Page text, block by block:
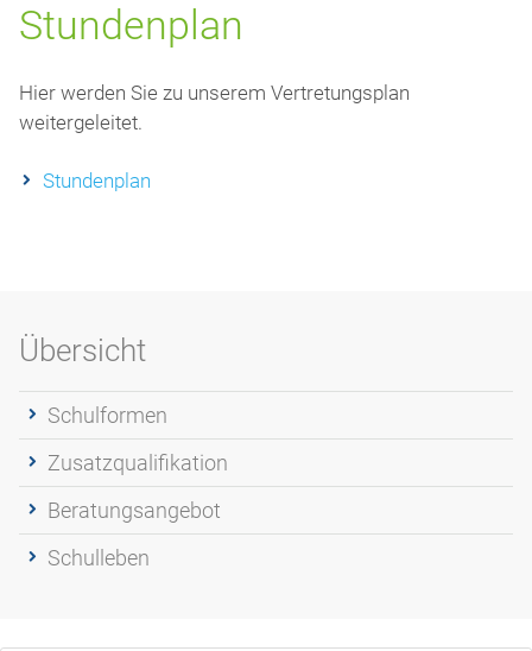
Stundenplan
Hier werden Sie zu unserem Vertretungsplan
weitergeleitet.
Stundenplan
Übersicht
Schulformen
Zusatzqualifikation
Beratungsangebot
Schulleben